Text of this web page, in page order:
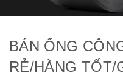
BÁN ỐNG
RẺ/HÀNG TỐT/